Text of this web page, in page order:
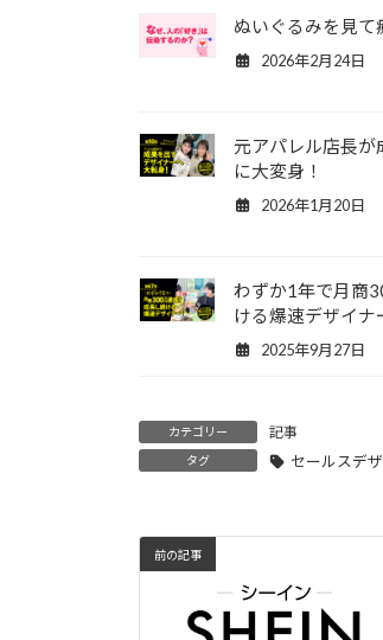
ぬいぐるみを見
2026年2月24日
元アパレル店長が
に大変身！
2026年1月20日
わずか1年で月商
ける爆速デザイナ
2025年9月27日
カテゴリー 記事
タグ セールスデ
前の記事